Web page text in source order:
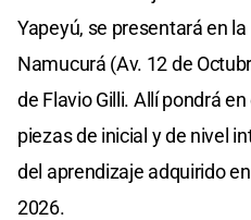
Yapeyú, se presentará en
Namucurá (Av. 12 de
de Flavio Gilli. Allí pondrá
piezas de inicial y de nivel
del aprendizaje adquirido
2026.